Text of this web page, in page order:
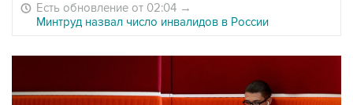
Есть обновление от 02:04 →
Минтруд назвал число инвалидов в России